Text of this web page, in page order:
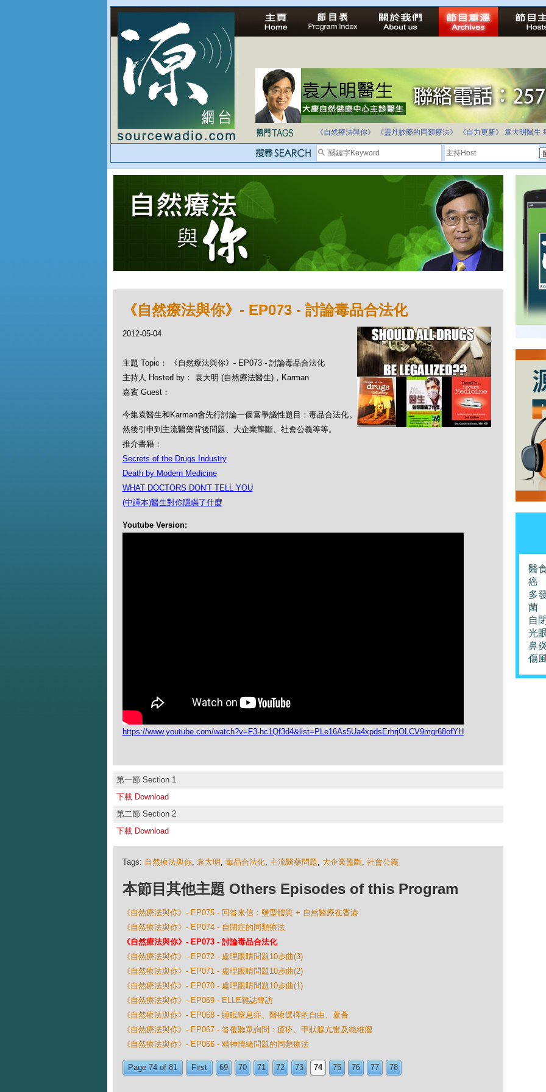
法治社會並不等同公正社會
自家教育合法化-推動多元化教育，全民學卷制
《自然療法與你》 《靈丹妙藥的同類療法》 《自力更新》 袁大明醫生
《自然療法與你》- EP073 - 討論毒品合法化
2012-05-04
主題 Topic： 《自然療法與你》- EP073 - 討論毒品合法化
主持人 Hosted by： 袁大明 (自然療法醫生)，Karman
嘉賓 Guest：
今集袁醫生和Karman會先行討論一個富爭議性題目：毒品合法化。
然後引申到主流醫藥背後問題、大企業壟斷、社會公義等等。
推介書籍：
Secrets of the Drugs Industry
Death by Modern Medicine
WHAT DOCTORS DON'T TELL YOU
(中譯本)醫生對你隱瞞了什麼
Youtube Version:
https://www.youtube.com/watch?v=F3-hc1Qf3d4&list=PLe16As5Ua4xpdsErhrjOLCV9mgr68ofYH
第一節 Section 1
下載 Download
第二節 Section 2
下載 Download
Tags: 自然療法與你, 袁大明 , 毒品合法化, 主流醫藥問題, 大企業壟斷, 社會公義
本節目其他主題 Others Episodes of this Program
《自然療法與你》- EP075 - 回答來信：鹽型體質 + 自然醫療在香港
《自然療法與你》- EP074 - 自閉症的同類療法
《自然療法與你》- EP073 - 討論毒品合法化
《自然療法與你》- EP072 - 處理眼睛問題10步曲(3)
《自然療法與你》- EP071 - 處理眼睛問題10步曲(2)
《自然療法與你》- EP070 - 處理眼睛問題10步曲(1)
《自然療法與你》- EP069 - ELLE雜誌專訪
《自然療法與你》- EP068 - 睡眠窒息症、醫療選擇的自由、蘆薈
《自然療法與你》- EP067 - 答覆聽眾詢問：瘡疥、甲狀腺亢奮及纖維瘤
《自然療法與你》- EP066 - 精神情緒問題的同類療法
Page 74 of 81 First 69 70 71 72 73 74 75 76 77 78
醫
癌
多
菌
自
光
鼻
傷